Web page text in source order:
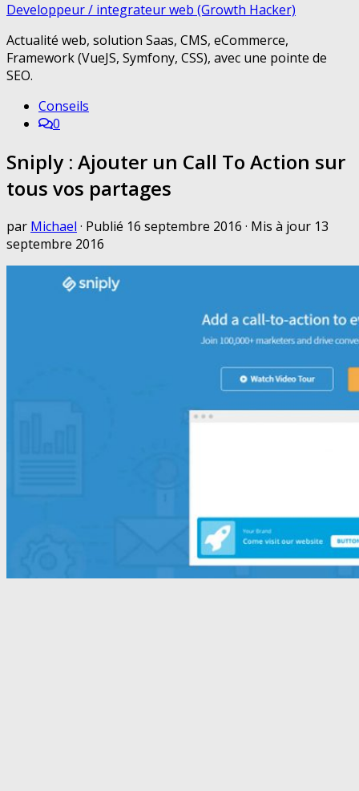
Developpeur / integrateur web (Growth Hacker)
Actualité web, solution Saas, CMS, eCommerce,
Framework (VueJS, Symfony, CSS), avec une pointe de
SEO.
Conseils
0
Sniply : Ajouter un Call To Action sur
tous vos partages
par Michael · Publié 16 septembre 2016 · Mis à jour 13
septembre 2016